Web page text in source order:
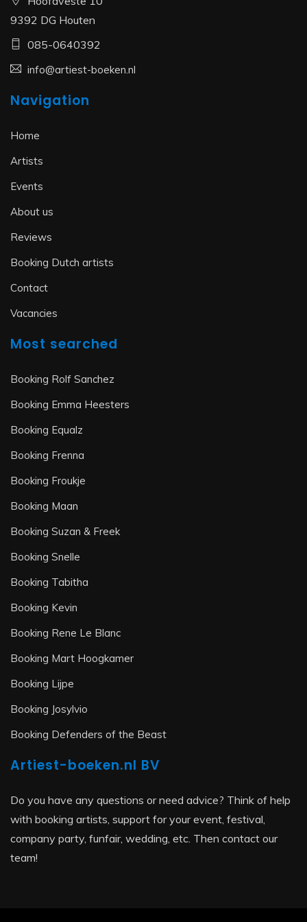
9392 DG Houten
085-0640392
info@artiest-boeken.nl
Navigation
Home
Artists
Events
About us
Reviews
Booking Dutch artists
Contact
Vacancies
Most searched
Booking Rolf Sanchez
Booking Emma Heesters
Booking Equalz
Booking Frenna
Booking Froukje
Booking Maan
Booking Suzan & Freek
Booking Snelle
Booking Tabitha
Booking Kevin
Booking Rene Le Blanc
Booking Mart Hoogkamer
Booking Lijpe
Booking Josylvio
Booking Defenders of the Beast
Artiest-boeken.nl BV
Do you have any questions or need advice? Think of help
with booking artists, support for your event, festival,
company party, funfair, wedding, etc. Then contact our
team!